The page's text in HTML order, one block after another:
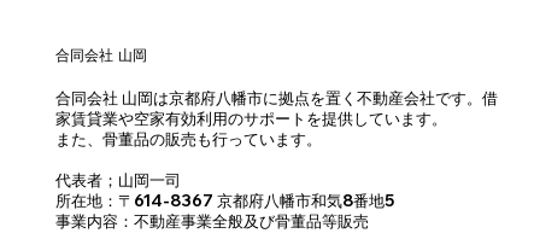
合同会社 山岡
合同会社 山岡は京都府八幡市に拠点を置く不動産会社です。借
家賃貸業や空家有効利用のサポートを提供しています。
また、骨董品の販売も行っています。
代表者；山岡一司
所在地：〒614-8367 京都府八幡市和気8番地5
事業内容：不動産事業全般及び骨董品等販売